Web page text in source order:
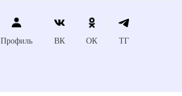
Профиль ВК ОК ТГ